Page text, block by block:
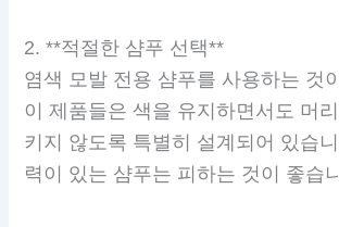
2. **적절한 샴푸 선택**
염색 모발 전용 샴푸를 사용하는 것
이 제품들은 색을 유지하면서도 머
키지 않도록 특별히 설계되어 있습
력이 있는 샴푸는 피하는 것이 좋습